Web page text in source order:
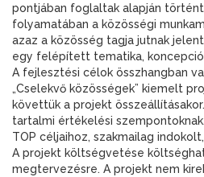
pontjában foglaltak alapján
folyamatában a közösségi
azaz a közösség tagja jutnak
egy felépített tematika,
A fejlesztési célok összhangban
„Cselekvő közösségek” kiemelt
követtük a projekt
tartalmi értékelési
TOP céljaihoz, szakmailag
A projekt költségvetése
megtervezésre. A projekt nem